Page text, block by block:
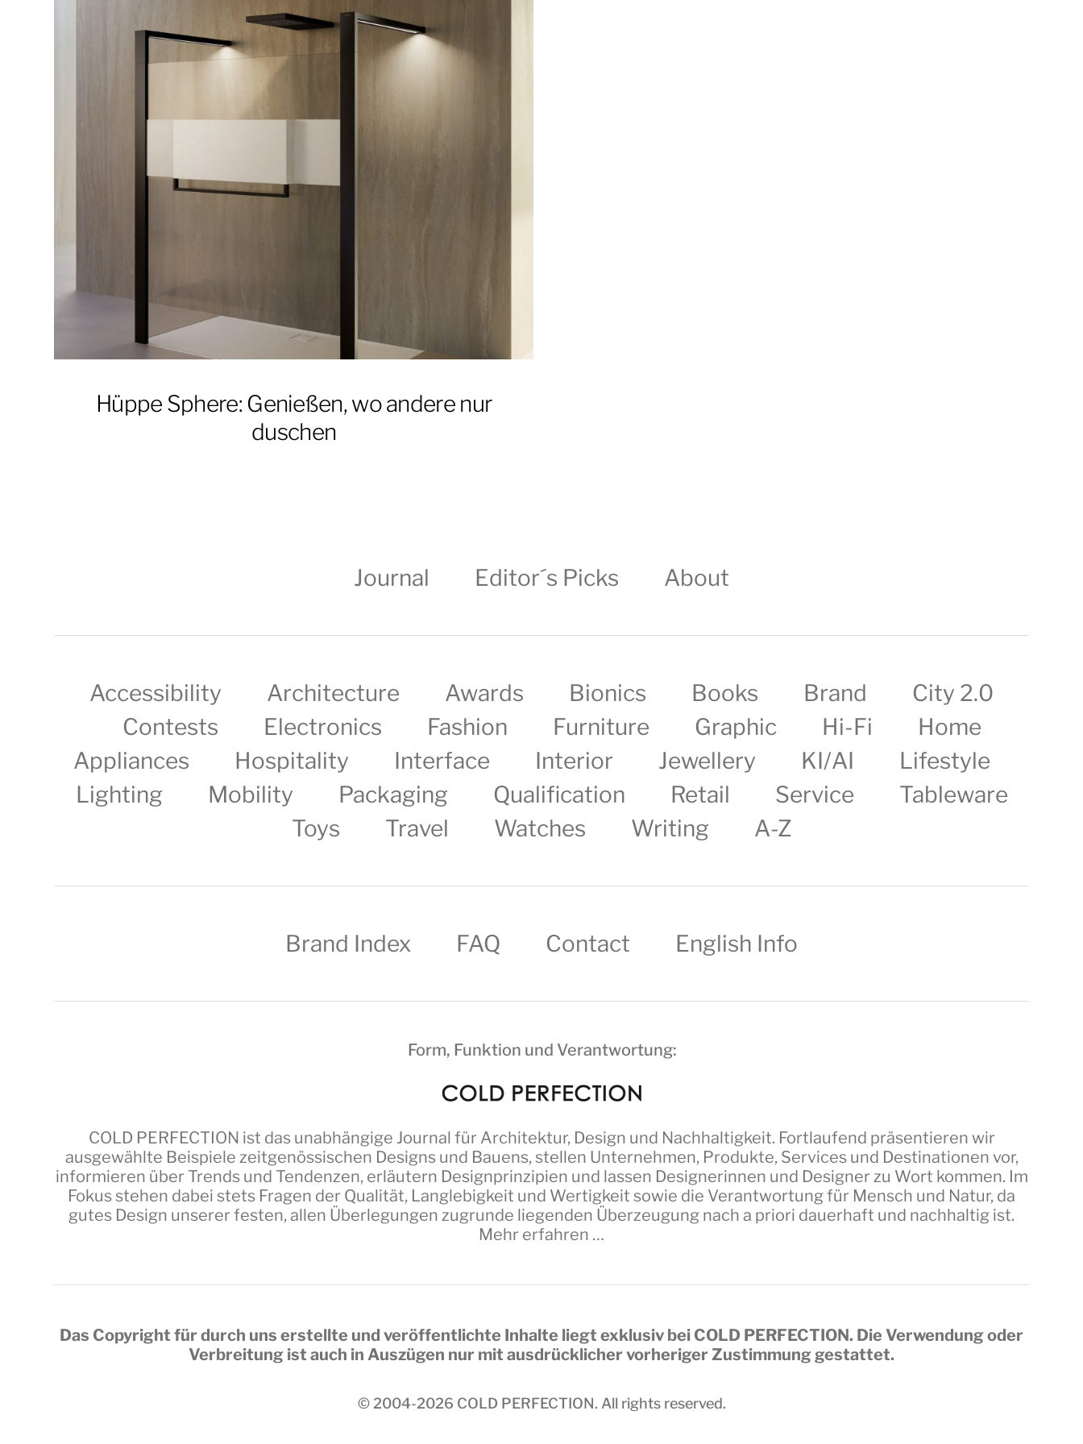
Hüppe Sphere: Genießen, wo andere nur
duschen
Journal Editor´s Picks About
Accessibility Architecture Awards Bionics Books Brand
City 2.0
Contests
Electronics Fashion Furniture Graphic Hi-Fi
Home
Appliances
Hospitality Interface Interior Jewellery KI/AI
Lifestyle
Lighting
Mobility Packaging Qualification Retail Service
Tableware
Toys
Travel Watches Writing A-Z
Brand Index FAQ Contact English Info
Form, Funktion und Verantwortung:
COLD PERFECTION ist das unabhängige Journal für Architektur, Design und Nachhaltigkeit. Fortlaufend präsentieren wir
ausgewählte Beispiele zeitgenössischen Designs und Bauens, stellen Unternehmen, Produkte, Services und Destinationen vor,
informieren über Trends und Tendenzen, erläutern Designprinzipien und lassen Designerinnen und Designer zu Wort kommen. Im
Fokus stehen dabei stets Fragen der Qualität, Langlebigkeit und Wertigkeit sowie die Verantwortung für Mensch und Natur, da
gutes Design unserer festen, allen Überlegungen zugrunde liegenden Überzeugung nach a priori dauerhaft und nachhaltig ist.
Mehr erfahren …
Das Copyright für durch uns erstellte und veröffentlichte Inhalte liegt exklusiv bei COLD PERFECTION. Die Verwendung oder
Verbreitung ist auch in Auszügen nur mit ausdrücklicher vorheriger Zustimmung gestattet.
© 2004-2026 COLD PERFECTION. All rights reserved.